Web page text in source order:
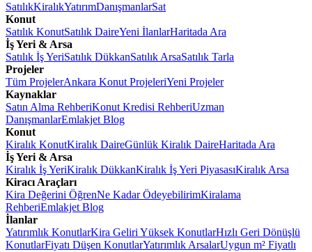
SatılıkKiralıkYatırımDanışmanlarSat
Konut
Satılık KonutSatılık DaireYeni İlanlarHaritada Ara
İş Yeri & Arsa
Satılık İş YeriSatılık DükkanSatılık ArsaSatılık Tarla
Projeler
Tüm ProjelerAnkara Konut ProjeleriYeni Projeler
Kaynaklar
Satın Alma RehberiKonut Kredisi RehberiUzman
DanışmanlarEmlakjet Blog
Konut
Kiralık KonutKiralık DaireGünlük Kiralık DaireHaritada Ara
İş Yeri & Arsa
Kiralık İş YeriKiralık DükkanKiralık İş Yeri PiyasasıKiralık Arsa
Kiracı Araçları
Kira Değerini ÖğrenNe Kadar ÖdeyebilirimKiralama
RehberiEmlakjet Blog
İlanlar
Yatırımlık KonutlarKira Geliri Yüksek KonutlarHızlı Geri Dönüşlü
KonutlarFiyatı Düşen KonutlarYatırımlık ArsalarUygun m² Fiyatlı